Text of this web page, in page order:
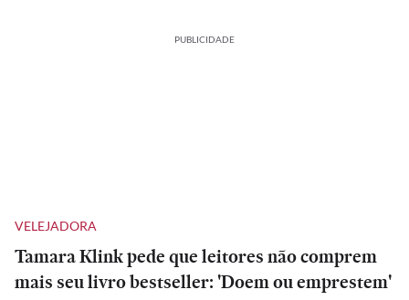
PUBLICIDADE
VELEJADORA
Tamara Klink pede que leitores não comprem
mais seu livro bestseller: 'Doem ou emprestem'